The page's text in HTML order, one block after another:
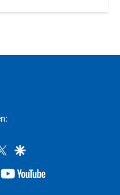
twittergoogle
youtube-